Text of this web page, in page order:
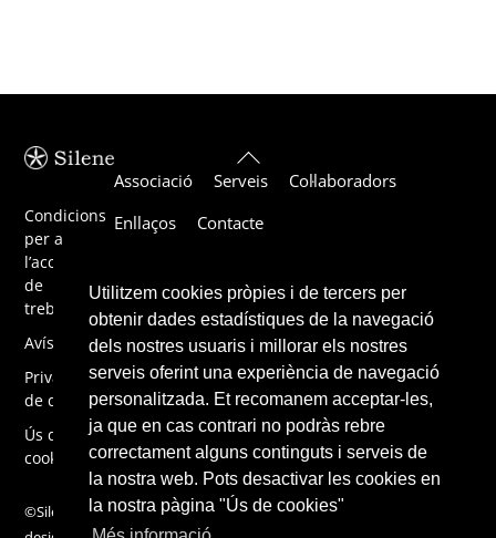
Utilitzem cookies pròpies i de tercers per
obtenir dades estadístiques de la navegació
dels nostres usuaris i millorar els nostres
serveis oferint una experiència de navegació
personalitzada. Et recomanem acceptar-les,
ja que en cas contrari no podràs rebre
correctament alguns continguts i serveis de
la nostra web. Pots desactivar les cookies en
la nostra pàgina "Ús de cookies"
Back
To
Top
Condicions
per a
l’acceptació
de
treballs
Avís legal
Privacitat
de dades
Ús de
cookies
©Silene 2019,
Associació Serveis
Col·laboradors
Enllaços
Contacte